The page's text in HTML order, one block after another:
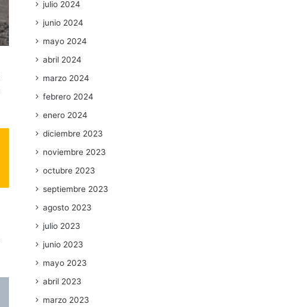
julio 2024
junio 2024
mayo 2024
abril 2024
marzo 2024
febrero 2024
enero 2024
diciembre 2023
noviembre 2023
octubre 2023
septiembre 2023
agosto 2023
julio 2023
junio 2023
mayo 2023
abril 2023
marzo 2023